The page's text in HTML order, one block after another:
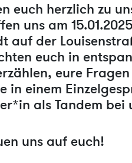
euch herzlich zu
uns am
auf der
euch in
eure
in einem
als Tandem bei
uns auf euch!